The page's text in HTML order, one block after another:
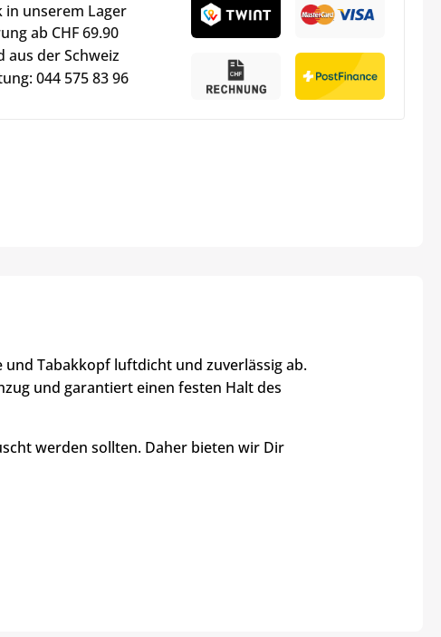
in unserem Lager
ab CHF 69.90
aus der Schweiz
044 575 83 96
Tabakkopf luftdicht und zuverlässig ab.
und garantiert einen festen Halt des
werden sollten. Daher bieten wir Dir